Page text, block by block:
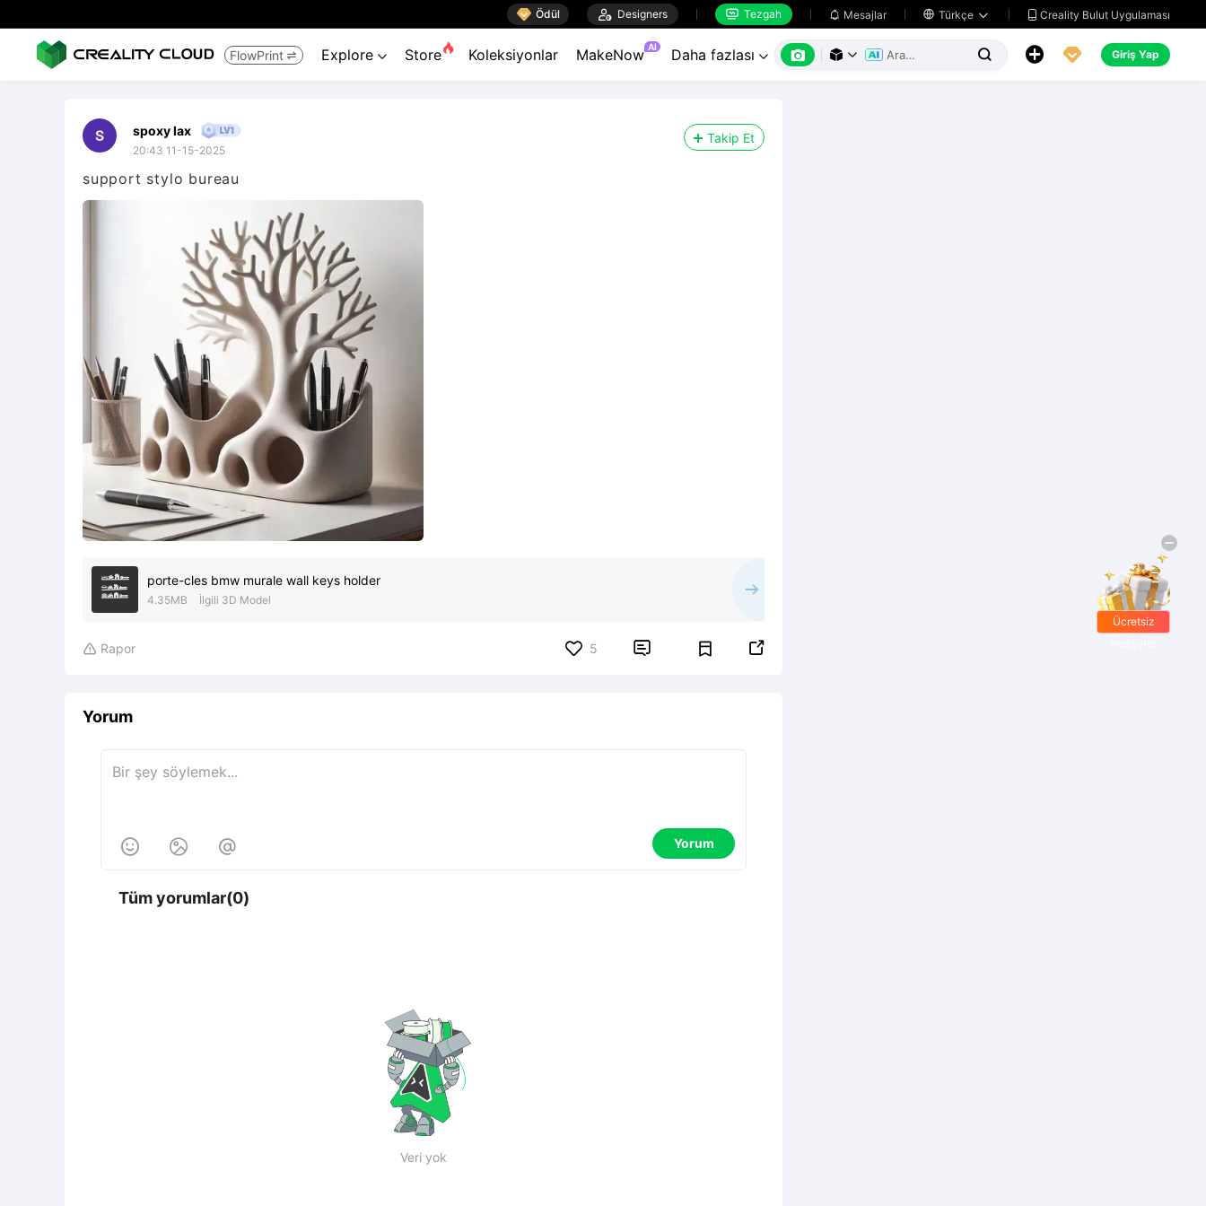
 Ödül  Designers  Tezgah  Mesajlar  Türkçe   Creality Bulut Uygulaması
FlowPrint  Explore  Store Koleksiyonlar MakeNow AI Daha fazlası        Giriş Yap
spoxy lax
20:43 11-15-2025
Takip Et
support stylo bureau
porte-cles bmw murale wall keys holder
4.35MB İlgili 3D Model
 Rapor 5  
Yorum
   Yorum
Tüm yorumlar(0)
Veri yok
Ücretsiz